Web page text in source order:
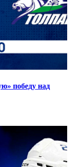
победу над